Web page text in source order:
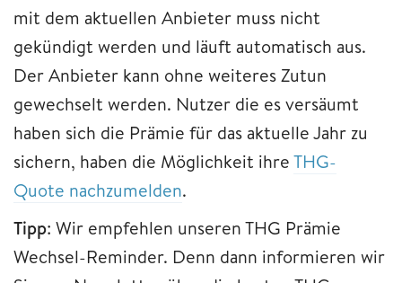
mit dem aktuellen Anbieter muss nicht
gekündigt werden und läuft automatisch aus.
Der Anbieter kann ohne weiteres Zutun
gewechselt werden. Nutzer die es versäumt
haben sich die Prämie für das aktuelle Jahr zu
sichern, haben die Möglichkeit ihreTHG-
Quote nachzumelden.
Tipp: Wir empfehlen unseren THG Prämie
Wechsel-Reminder. Denn dann informieren wir